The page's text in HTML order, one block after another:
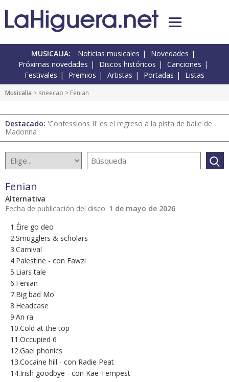
MUSICALIA: Noticias musicales
Novedades
Próximas novedades
Discos históricos
Canciones
Festivales
Premios Artistas Portadas Listas
Musicalia > Kneecap > Fenian
Destacado: 'Confessions II' es el regreso a la pista de baile de
Madonna
Fenian
Alternativa
Fecha de publicación del disco: 1 de mayo de 2026
1.Éire go deo
2.Smugglers & scholars
3.Carnival
4.Palestine - con Fawzi
5.Liars tale
6.Fenian
7.Big bad Mo
8.Headcase
9.An ra
10.Cold at the top
11.Occupied 6
12.Gael phonics
13.Cocaine hill - con Radie Peat
14.Irish goodbye - con Kae Tempest